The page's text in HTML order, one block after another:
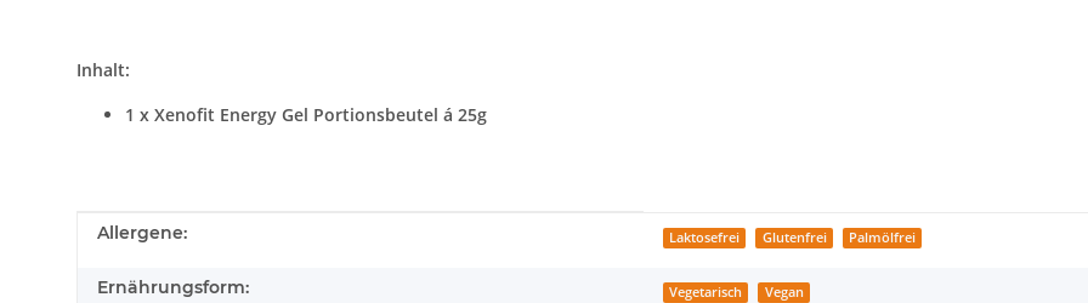
Inhalt:
1 x Xenofit Energy Gel Portionsbeutel á 25g
Produkteigenschaft
Wert
Allergene: Laktosefrei Glutenfrei Palmölfrei
Ernährungsform: Vegetarisch Vegan